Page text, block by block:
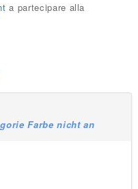
a partecipare alla
Farbe nicht an